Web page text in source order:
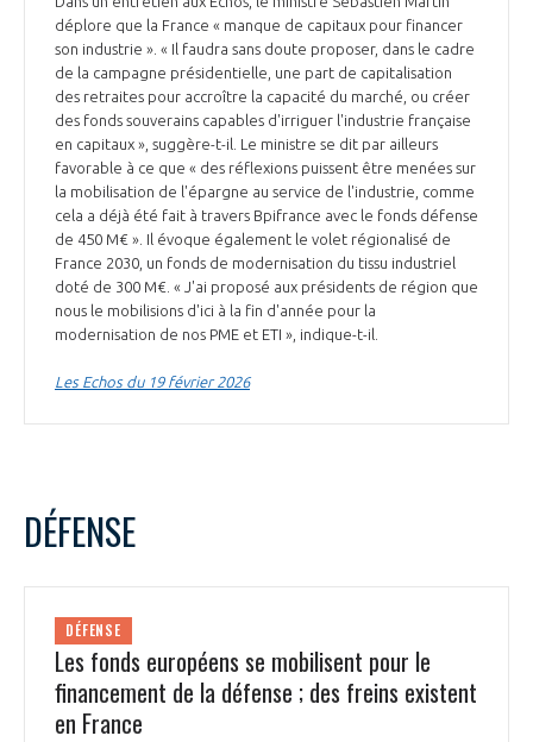
déplore que la France « manque de capitaux pour financer
son industrie ». « Il faudra sans doute proposer, dans le cadre
de la campagne présidentielle, une part de capitalisation
des retraites pour accroître la capacité du marché, ou créer
des fonds souverains capables d'irriguer l'industrie française
en capitaux », suggère-t-il. Le ministre se dit par ailleurs
favorable à ce que « des réflexions puissent être menées sur
la mobilisation de l'épargne au service de l'industrie, comme
cela a déjà été fait à travers Bpifrance avec le fonds défense
de 450 M€ ». Il évoque également le volet régionalisé de
France 2030, un fonds de modernisation du tissu industriel
doté de 300 M€. « J'ai proposé aux présidents de région que
nous le mobilisions d'ici à la fin d'année pour la
modernisation de nos PME et ETI », indique-t-il.
Les Echos du 19 février 2026
DÉFENSE
DÉFENSE
Les fonds européens se mobilisent pour le
financement de la défense ; des freins existent
en France